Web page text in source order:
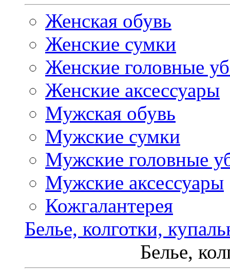
Женская обувь
Женские сумки
Женские головные
Женские аксессуары
Мужская обувь
Мужские сумки
Мужские головные
Мужские аксессуары
Кожгалантерея
Белье, колготки,
Белье,